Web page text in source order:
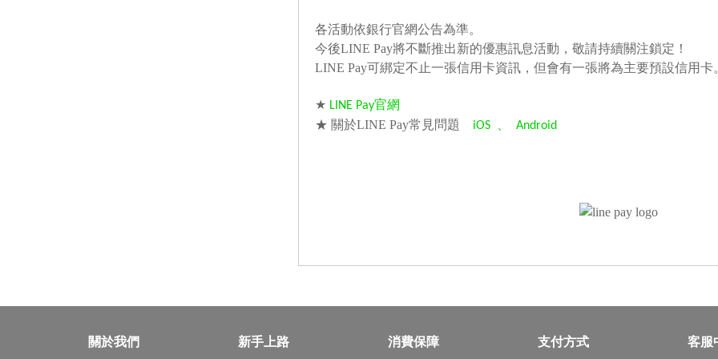
各活動依銀行官網公告為準。
今後LINE Pay將不斷推出新的優惠訊息活動，敬請持續關注鎖定！
LINE Pay可綁定不止一張信用卡資訊，但會有一張將為主要預設信用卡
★ LINE Pay官網
★ 關於LINE Pay常見問題 iOS Android
關於我們 新手上路 消費保障 支付方式 客服